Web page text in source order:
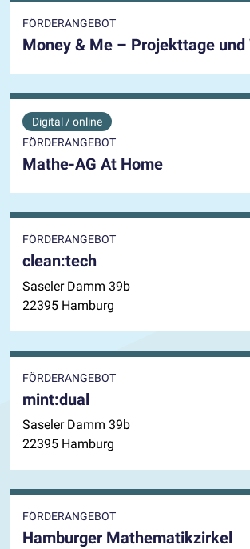
FÖRDERANGEBOT
Money & Me – Projekttage
Digital / online
FÖRDERANGEBOT
Mathe-AG At Home
FÖRDERANGEBOT
clean:tech
Saseler Damm 39b
22395 Hamburg
FÖRDERANGEBOT
mint:dual
Saseler Damm 39b
22395 Hamburg
FÖRDERANGEBOT
Hamburger Mathematikzirkel